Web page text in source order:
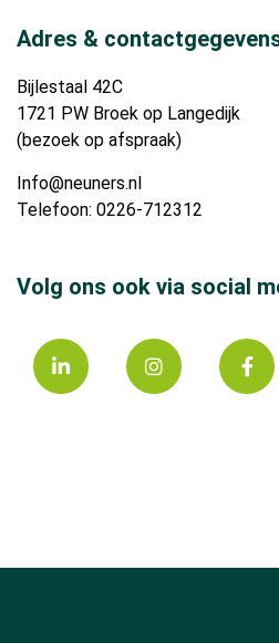
Adres &
Bijlestaal 42C
1721 PW Broek op Langedijk
(bezoek op afspraak)
Info@neuners.nl
Telefoon: 0226-712312
Volg ons ook via social